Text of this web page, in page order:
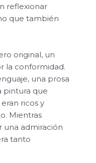
reflexionar
que también
original, un
la conformidad.
una prosa
pintura que
ricos y
Mientras
una admiración
tanto